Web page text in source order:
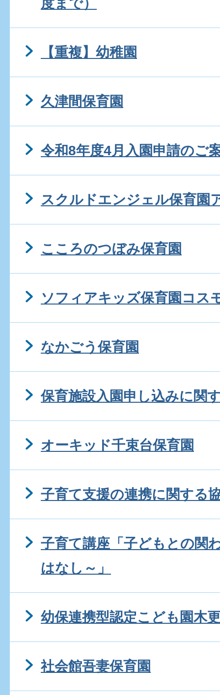
度まで）
【重複】幼稚園
久津間保育園
令和8年度4月入園申請のご
スクルドエンジェル保育園
こころのつぼみ保育園
ソフィアキッズ保育園コス
なかごう保育園
保育施設入園申し込みに関
オーキッド千束台保育園
子育て支援の連携に関する
子育て講座「子どもとの関
はなし～」
幼保連携型認定こども園木
社会館吾妻保育園